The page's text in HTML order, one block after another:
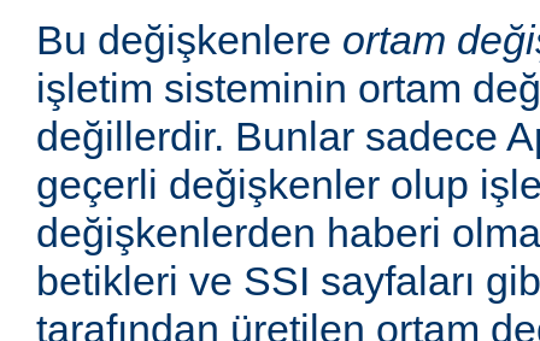
Bu değişkenlere ortam
işletim sisteminin ortam
değillerdir. Bunlar sadece
geçerli değişkenler olup
değişkenlerden haberi
betikleri ve SSI sayfaları
tarafından üretilen ortam